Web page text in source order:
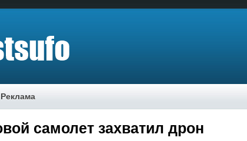
Реклама
самолет захватил дрон